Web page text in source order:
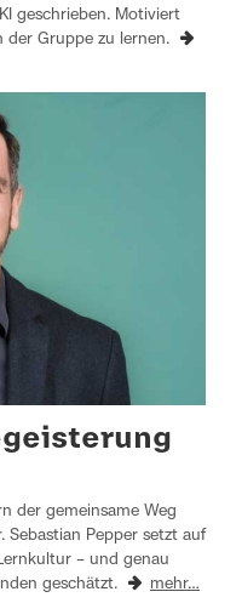
geschrieben. Motiviert
der Gruppe zu lernen.
der gemeinsame Weg
Sebastian Pepper setzt auf
– und genau
geschätzt.
mehr…